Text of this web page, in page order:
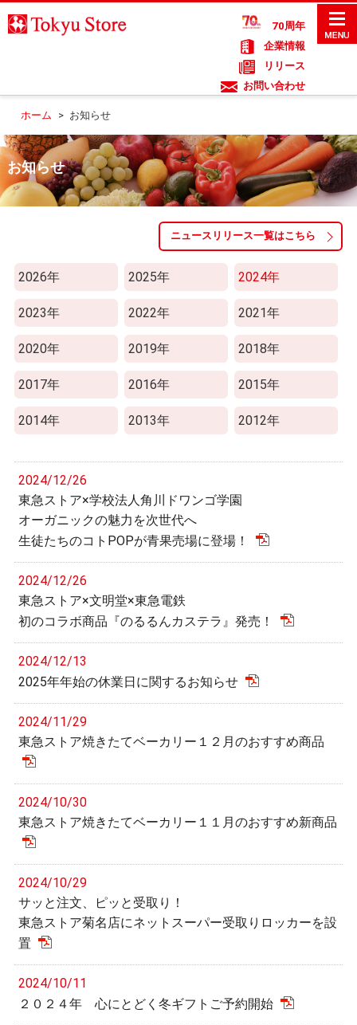
70周年
企業情報
リリース
お問い合わせ
ホーム > お知らせ
お知らせ
ニュースリリース一覧はこちら
2026年 2025年 2024年
2023年 2022年 2021年
2020年 2019年 2018年
2017年 2016年 2015年
2014年 2013年 2012年
2024/12/26
東急ストア×学校法人角川ドワンゴ学園
オーガニックの魅力を次世代へ
生徒たちのコトPOPが青果売場に登場！
2024/12/26
東急ストア×文明堂×東急電鉄
初のコラボ商品『のるるんカステラ』発売！
2024/12/13
2025年年始の休業日に関するお知らせ
2024/11/29
東急ストア焼きたてベーカリー１２月のおすすめ商品
2024/10/30
東急ストア焼きたてベーカリー１１月のおすすめ新商品
2024/10/29
サッと注文、ピッと受取り！
東急ストア菊名店にネットスーパー受取りロッカーを設
置
2024/10/11
２０２４年 心にとどく冬ギフトご予約開始